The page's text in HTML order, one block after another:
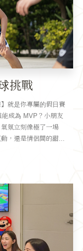
挑戰
就是你專屬的假日賽
成為 MVP？小朋友
氛立刻像極了一場
，還是情侶間的甜...